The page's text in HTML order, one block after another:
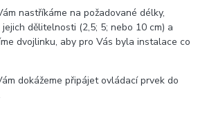
nastříkáme na požadované délky,
dělitelnosti (2,5; 5; nebo 10 cm) a
dvojlinku, aby pro Vás byla instalace co
dokážeme připájet ovládací prvek do